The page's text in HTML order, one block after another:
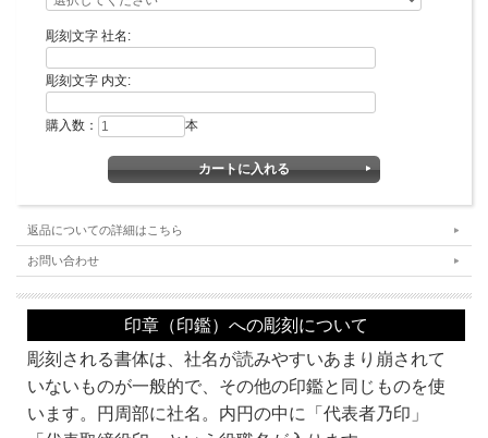
書体・彫刻するお名前などをご記入の上、カートに入れてお買い上げの手続きをお
願いします。
なお、カートに入れただけではお買い上げにはなりませんので、ご安心ください。
■カートへの入力の方法について■
彫刻文字 社名:
彫刻文字 内文:
購入数： 本
返品についての詳細はこちら
お問い合わせ
印章（印鑑）への彫刻について
彫刻される書体は、社名が読みやすいあまり崩されて
いないものが一般的で、その他の印鑑と同じものを使
います。円周部に社名。内円の中に「代表者乃印」